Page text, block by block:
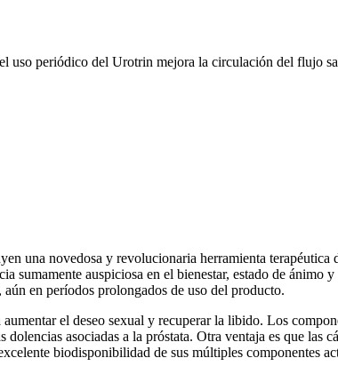
uso periódico del Urotrin mejora la circulación del flujo
una novedosa y revolucionaria herramienta terapéutica
auspiciosa en el bienestar, estado de ánimo
en períodos prolongados de uso del producto.
el deseo sexual y recuperar la libido. Los
asociadas a la próstata. Otra ventaja es que las
biodisponibilidad de sus múltiples componentes